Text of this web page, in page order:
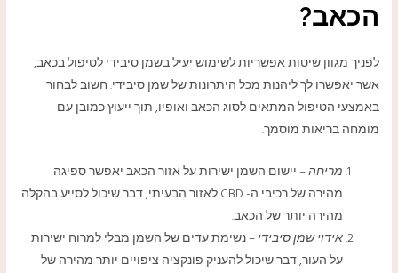
הכאב?
לפניך מגוון שיטות אפשריות לשימוש יעיל בשמן סיבידי לטיפול בכאב,
אשר יאפשרו לך ליהנות מכל היתרונות של שמן סיבידי. חשוב לבחור
באמצעי הטיפול המתאים לסוג הכאב ואופיו, תוך ייעוץ כמובן עם
מומחה בריאות מוסמך.
מריחה– יישום השמן ישירות על אזור הכאב יאפשר ספיגה
מהירה של רכיבי ה- CBD לאזור הבעיתי, דבר שיכול לסייע בהקלה
מהירה יותר של הכאב.
אידוי שמן סיבידי– נשימת עדים של השמן מבלי למרוח ישירות
על העור, דבר שיכול להעניק פונקציה ציפויים יותר מהירה של